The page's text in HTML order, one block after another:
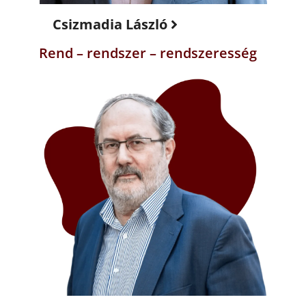
Csizmadia László
Rend – rendszer – rendszeresség